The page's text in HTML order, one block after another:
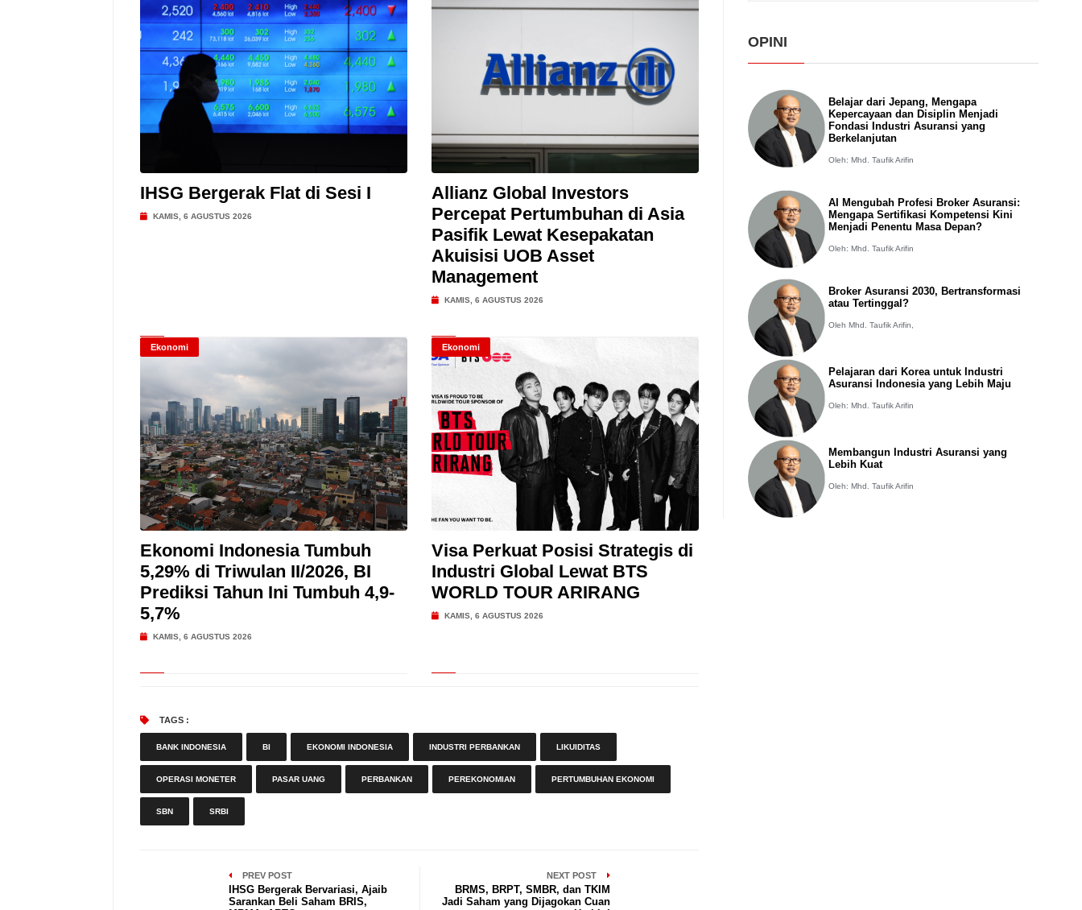
IHSG Bergerak Flat di Sesi I
KAMIS, 6 AGUSTUS 2026
Allianz Global Investors
Percepat Pertumbuhan di Asia
Pasifik Lewat Kesepakatan
Akuisisi UOB Asset
Management
KAMIS, 6 AGUSTUS 2026
Ekonomi
Ekonomi Indonesia Tumbuh
5,29% di Triwulan II/2026, BI
Prediksi Tahun Ini Tumbuh 4,9-
5,7%
KAMIS, 6 AGUSTUS 2026
Ekonomi
Visa Perkuat Posisi Strategis di
Industri Global Lewat BTS
WORLD TOUR ARIRANG
KAMIS, 6 AGUSTUS 2026
TAGS :
BANK INDONESIA BI EKONOMI INDONESIA INDUSTRI PERBANKAN LIKUIDITAS
OPERASI MONETER PASAR UANG PERBANKAN PEREKONOMIAN PERTUMBUHAN EKONOMI
SBN SRBI
PREV POST
IHSG Bergerak Bervariasi, Ajaib
Sarankan Beli Saham BRIS,
NEXT POST
BRMS, BRPT, SMBR, dan TKIM
Jadi Saham yang Dijagokan Cuan
OPINI
Belajar dari Jepang, Mengapa
Kepercayaan dan Disiplin Menjadi
Fondasi Industri Asuransi yang
Berkelanjutan
Oleh: Mhd. Taufik Arifin
AI Mengubah Profesi Broker Asuransi:
Mengapa Sertifikasi Kompetensi Kini
Menjadi Penentu Masa Depan?
Oleh: Mhd. Taufik Arifin
Broker Asuransi 2030, Bertransformasi
atau Tertinggal?
Oleh Mhd. Taufik Arifin,
Pelajaran dari Korea untuk Industri
Asuransi Indonesia yang Lebih Maju
Oleh: Mhd. Taufik Arifin
Membangun Industri Asuransi yang
Lebih Kuat
Oleh: Mhd. Taufik Arifin